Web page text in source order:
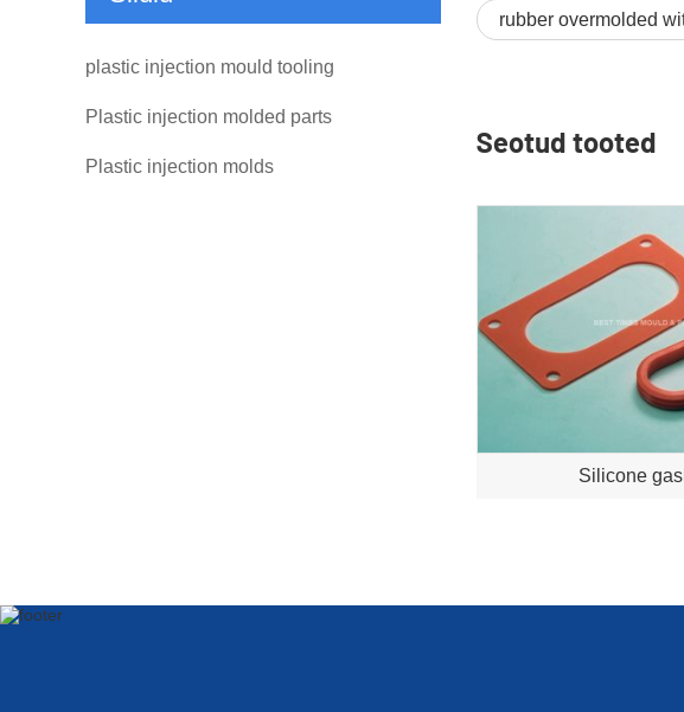
rubber overmolded
Seotud tooted
Silicone
plastic injection mould tooling
Plastic injection molded parts
Plastic injection molds